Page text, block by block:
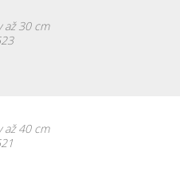
až 30 cm
až 40 cm